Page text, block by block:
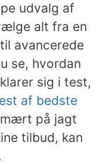
udvalg af
alt fra en
avancerede
se, hvordan
sig i test,
af bedste
på jagt
tilbud, kan